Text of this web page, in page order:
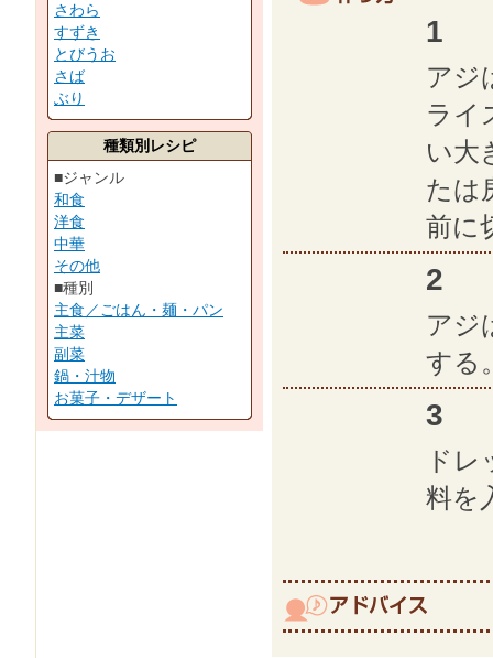
1
アジ
ライ
い大
たは
前に
2
アジ
する
3
ド
料を
さわら
すずき
とびうお
さば
ぶり
種類別レシピ
■ジャンル
和食
洋食
中華
その他
■種別
主食／ごはん・麺・パン
主菜
副菜
鍋・汁物
お菓子・デザート